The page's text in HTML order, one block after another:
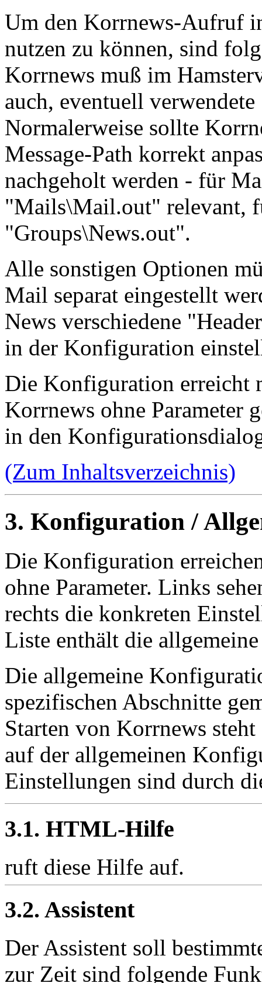
Um den Korrnews-Aufruf
nutzen zu können, sind
Korrnews muß im
auch, eventuell
Normalerweise sollte
Message-Path korrekt
nachgeholt werden - für
"Mails\Mail.out" relevant,
"Groups\News.out".
Alle sonstigen Optionen
Mail separat eingestellt
News verschiedene
in der Konfiguration
Die Konfiguration erreicht
Korrnews ohne Parameter
in den
(Zum Inhaltsverzeichnis)
3. Konfiguration /
Die Konfiguration
ohne Parameter. Links
rechts die konkreten
Liste enthält die
Die allgemeine
spezifischen Abschnitte
Starten von Korrnews
auf der allgemeinen
Einstellungen sind durch
3.1. HTML-Hilfe
ruft diese Hilfe auf.
3.2. Assistent
Der Assistent soll
zur Zeit sind folgende